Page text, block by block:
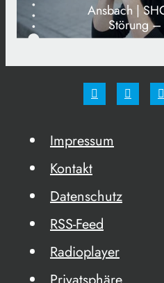
Ansbach |
Störung –
Impressum
Kontakt
Datenschutz
RSS-Feed
Radioplayer